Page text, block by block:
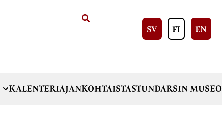
SV FI EN
KALENTERIAJANKOHTAISTASTUNDARSIN MUSEO